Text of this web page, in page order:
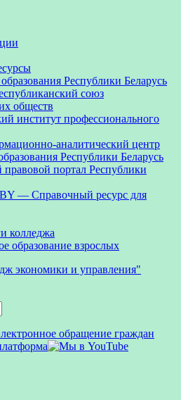
Республики Беларусь
союз
обществ
институт профессионального
аналитический центр
Республики Беларусь
портал Республики
— Справочный ресурс для
колледжа
образование взрослых